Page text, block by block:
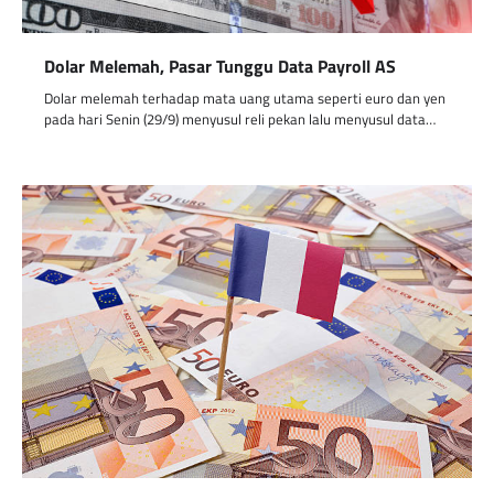
Dolar Melemah, Pasar Tunggu Data Payroll AS
Dolar melemah terhadap mata uang utama seperti euro dan yen
pada hari Senin (29/9) menyusul reli pekan lalu menyusul data…